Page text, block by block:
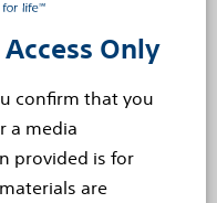
Only
confirm that you
a media
provided is for
are
nel settore dell’asma